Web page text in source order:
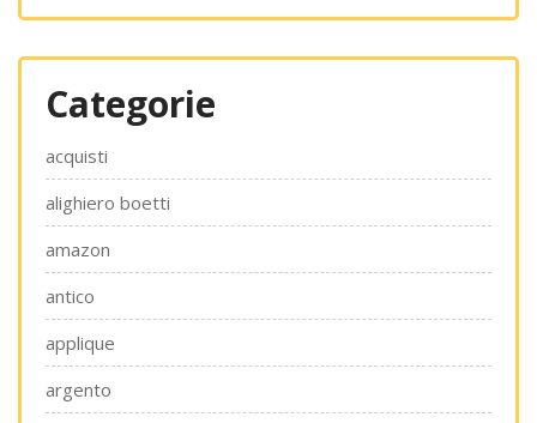
Categorie
acquisti
alighiero boetti
amazon
antico
applique
argento